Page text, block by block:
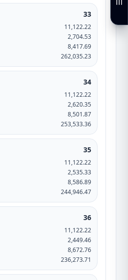
33
11,122.22
2,704.53
8,417.69
262,035.23
34
11,122.22
2,620.35
8,501.87
253,533.36
35
11,122.22
2,535.33
8,586.89
244,946.47
36
11,122.22
2,449.46
8,672.76
236,273.71